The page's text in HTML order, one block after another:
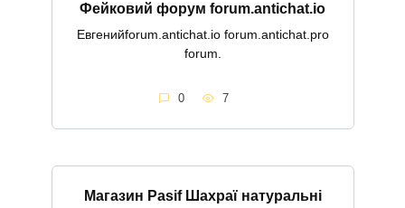
Фейковий форум forum.antichat.io
Евгенийforum.antichat.io forum.antichat.pro
forum.
0 7
Магазин Pasif Шахраї натуральні